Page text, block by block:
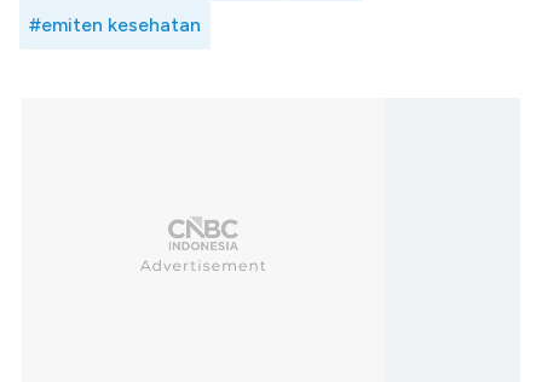
#emiten kesehatan